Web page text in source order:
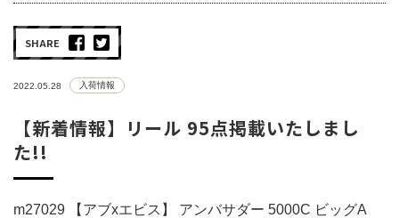
SHARE
2022.05.28 入荷情報
【新着情報】リール 95点掲載いたしまし
た!!
m27029 【アブxエビス】 アンバサダー 5000C ビッグA